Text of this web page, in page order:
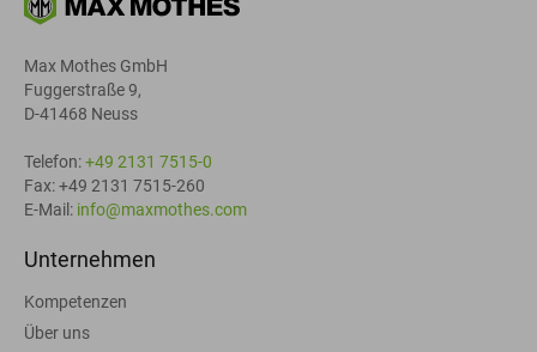
Max Mothes GmbH
Fuggerstraße 9,
D-41468 Neuss
Telefon:+49 2131 7515-0
Fax: +49 2131 7515-260
E-Mail: info@maxmothes.com
Unternehmen
Kompetenzen
Über uns